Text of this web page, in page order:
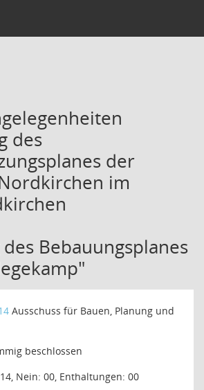
des
der
im
Bebauungsplanes
Ausschuss für Bauen, Planung und
beschlossen
14, Nein: 00, Enthaltungen: 00